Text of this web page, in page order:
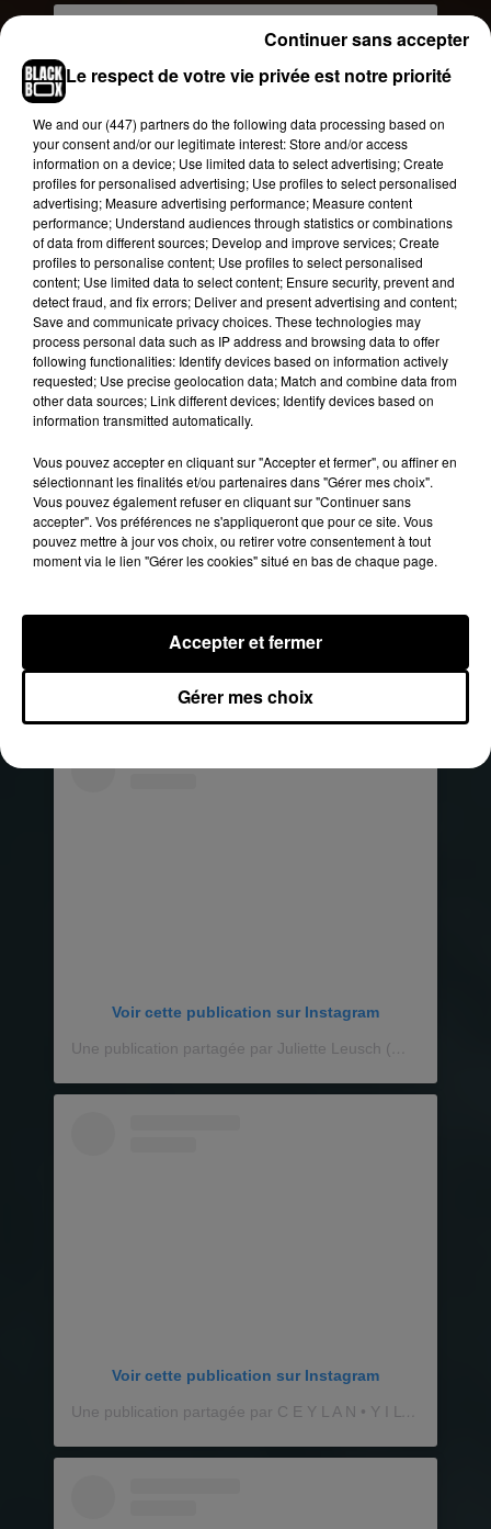
Voir cette publication sur Instagram
Une publication partagée par A S Y A & M A Y A B A �~ O L (@mayabasol)
Voir cette publication sur Instagram
Voir cette publication sur Instagram
Voir cette publication sur Instagram
Le respect de votre vie privée est notre priorité
We and our (447) partnersdo the following data processing based on
your consent and/or our legitimate interest: Store and/or access
information on a device; Use limited data to select advertising; Create
profiles for personalised advertising; Use profiles to select personalised
advertising; Measure advertising performance; Measure content
performance; Understand audiences through statistics or combinations
of data from different sources; Develop and improve services; Create
profiles to personalise content; Use profiles to select personalised
content; Use limited data to select content; Ensure security, prevent and
detect fraud, and fix errors; Deliver and present advertising and content;
Save and communicate privacy choices. These technologies may
process personal data such as IP address and browsing data to offer
following functionalities: Identify devices based on information actively
requested; Use precise geolocation data; Match and combine data from
other data sources; Link different devices; Identify devices based on
information transmitted automatically.
Vous pouvez accepter en cliquant sur "Accepter et fermer", ou affiner en
sélectionnant les finalités et/ou partenaires dans "Gérer mes choix".
Vous pouvez également refuser en cliquant sur "Continuer sans
accepter". Vos préférences ne s'appliqueront que pour ce site. Vous
pouvez mettre à jour vos choix, ou retirer votre consentement à tout
moment via le lien "Gérer les cookies" situé en bas de chaque page.
Gérer mes choix
Accepter et fermer
Continuer sans accepter